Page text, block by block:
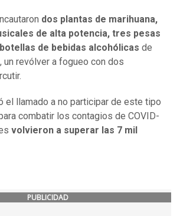
dos plantas de marihuana,
de alta potencia, tres pesas
de bebidas alcohólicas de
revólver a fogueo con dos
el llamado a no participar de este tipo
combatir los contagios de COVID-
volvieron a superar las 7 mil
PUBLICIDAD